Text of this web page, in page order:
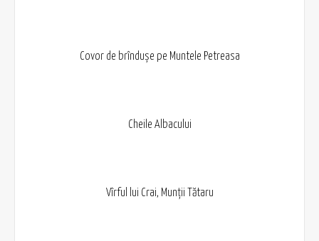
Covor de brîndușe pe Muntele Petreasa
Cheile Albacului
Vîrful lui Crai, Munții Tătaru